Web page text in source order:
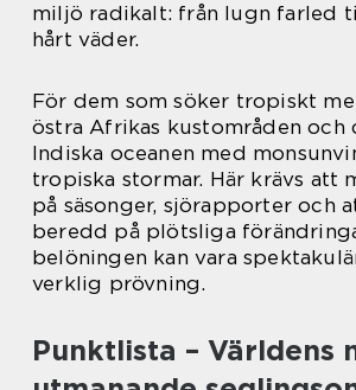
miljö radikalt: från lugn farled
hårt väder.
För dem som söker tropiskt
östra Afrikas kustområden och
Indiska oceanen med
tropiska stormar. Här krävs att
på säsonger, sjörapporter och
beredd på plötsliga
belöningen kan vara
verklig prövning.
Punktlista – Världens